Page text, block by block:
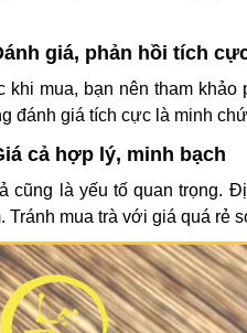
giá, phản hồi tích
khi mua, bạn nên tham
đánh giá tích cực là minh
cả hợp lý, minh bạch
cũng là yếu tố quan trọng.
Tránh mua trà với giá quá rẻ